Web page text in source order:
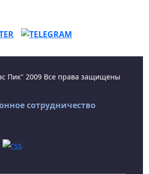
Пик" 2009 Все права защищены
сотрудничество